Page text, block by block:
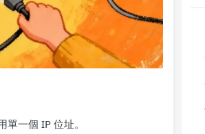
一個 IP 位址。